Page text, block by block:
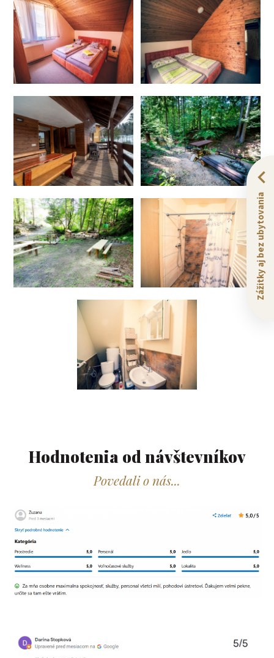
Zážitky aj bez ubytovania
Hodnotenia od návštevníkov​
Povedali o nás...